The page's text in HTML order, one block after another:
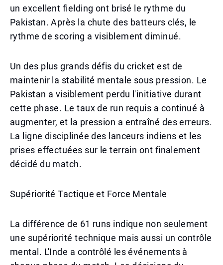
un excellent fielding ont brisé le rythme du
Pakistan. Après la chute des batteurs clés, le
rythme de scoring a visiblement diminué.
Un des plus grands défis du cricket est de
maintenir la stabilité mentale sous pression. Le
Pakistan a visiblement perdu l'initiative durant
cette phase. Le taux de run requis a continué à
augmenter, et la pression a entraîné des erreurs.
La ligne disciplinée des lanceurs indiens et les
prises effectuées sur le terrain ont finalement
décidé du match.
Supériorité Tactique et Force Mentale
La différence de 61 runs indique non seulement
une supériorité technique mais aussi un contrôle
mental. L'Inde a contrôlé les événements à